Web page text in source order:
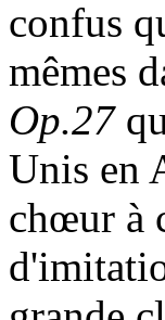
confus
mêmes
Op.27
Unis en
chœur à